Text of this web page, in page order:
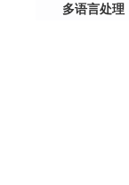
多语言处理